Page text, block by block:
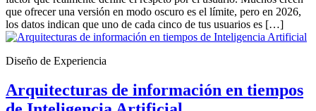
que ofrecer una versión en modo oscuro es el límite, pero en 2026,
los datos indican que uno de cada cinco de tus usuarios es […]
Diseño de Experiencia
Arquitecturas de información en tiempos